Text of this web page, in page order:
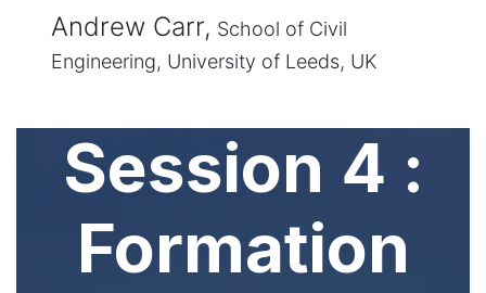
Andrew Carr, School of Civil
Engineering, University of Leeds, UK
Session 4 :
Formation